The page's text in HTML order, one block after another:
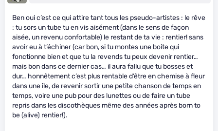
Ben oui c’est ce qui attire tant tous les pseudo-artistes : le rêve
: tu sors un tube tu en vis aisément (dans le sens de façon
aisée, un revenu confortable) le restant de ta vie : rentier! sans
avoir eu à t’échiner (car bon, si tu montes une boite qui
fonctionne bien et que tu la revends tu peux devenir rentier…
mais bon dans ce dernier cas… il aura fallu que tu bosses et
dur… honnêtement c’est plus rentable d’être en chemise à fleur
dans une île, de revenir sortir une petite chanson de temps en
temps, voire une pub pour des lunettes ou de faire un tube
repris dans les discothèques même des années après born to
be (alive) rentier!).